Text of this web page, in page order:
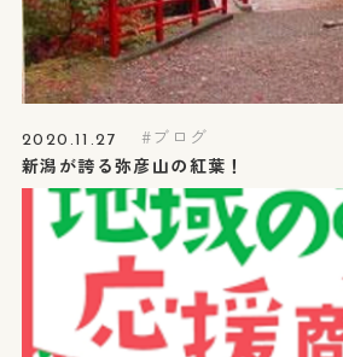
2020.11.27
ブログ
新潟が誇る弥彦山の紅葉！